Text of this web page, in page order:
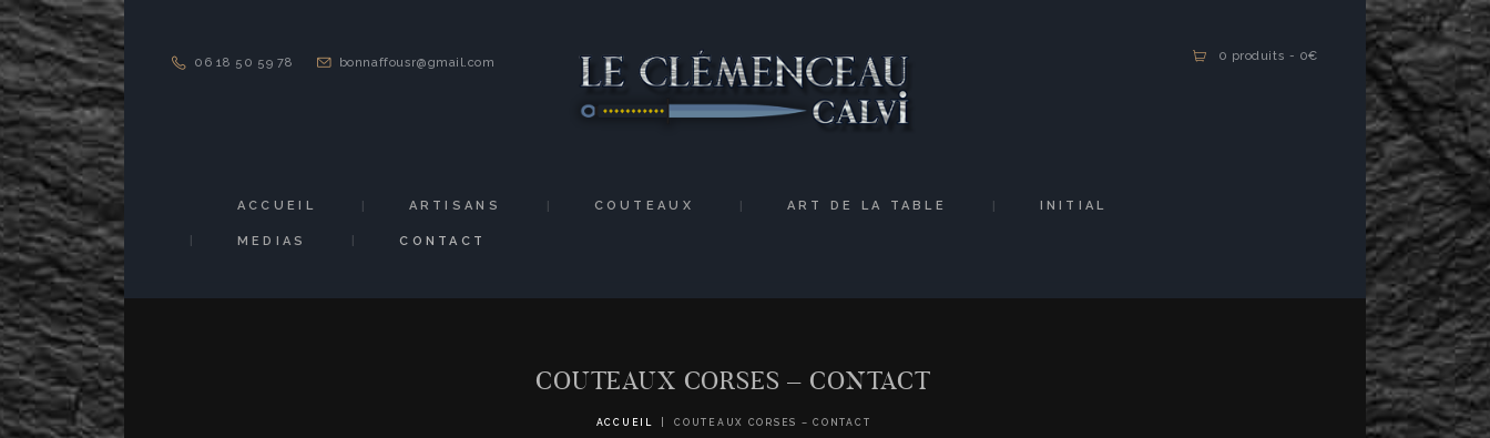
06 18 50 59 78 bonnaffousr@gmail.com
0 produits - 0€
ACCUEIL ARTISANS COUTEAUX ART DE LA TABLE INITIAL
MEDIAS CONTACT
COUTEAUX CORSES – CONTACT
ACCUEIL COUTEAUX CORSES – CONTACT
ARTISANS
ART DE LA TABLE
MEDIAS
CONTACT